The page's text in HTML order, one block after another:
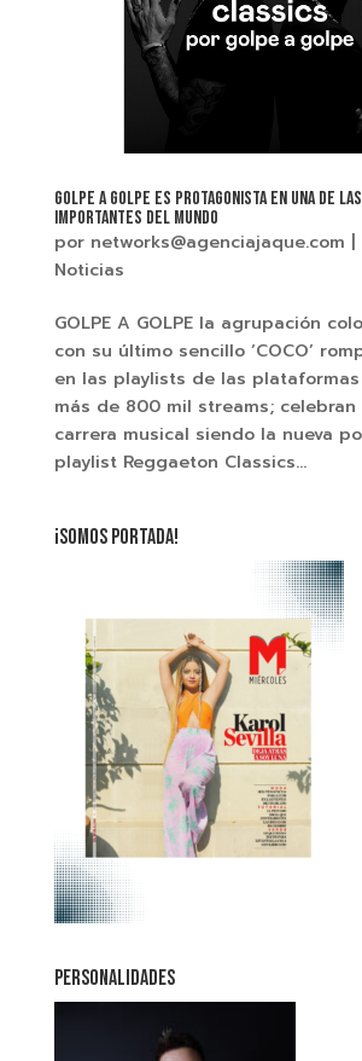
GOLPE A GOLPE ES PROTAGONISTA EN UNA DE
IMPORTANTES DEL MUNDO
por networks@agenciajaque.com
Noticias
GOLPE A GOLPE la agrupación
con su último sencillo ‘COCO’
en las playlists de las
más de 800 mil streams;
carrera musical siendo la nueva
playlist Reggaeton Classics...
¡SOMOS PORTADA!
PERSONALIDADES